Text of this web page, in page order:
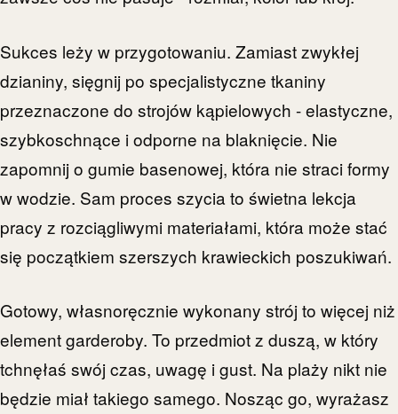
Sukces leży w przygotowaniu. Zamiast zwykłej
dzianiny, sięgnij po specjalistyczne tkaniny
przeznaczone do strojów kąpielowych - elastyczne,
szybkoschnące i odporne na blaknięcie. Nie
zapomnij o gumie basenowej, która nie straci formy
w wodzie. Sam proces szycia to świetna lekcja
pracy z rozciągliwymi materiałami, która może stać
się początkiem szerszych krawieckich poszukiwań.
Gotowy, własnoręcznie wykonany strój to więcej niż
element garderoby. To przedmiot z duszą, w który
tchnęłaś swój czas, uwagę i gust. Na plaży nikt nie
będzie miał takiego samego. Nosząc go, wyrażasz